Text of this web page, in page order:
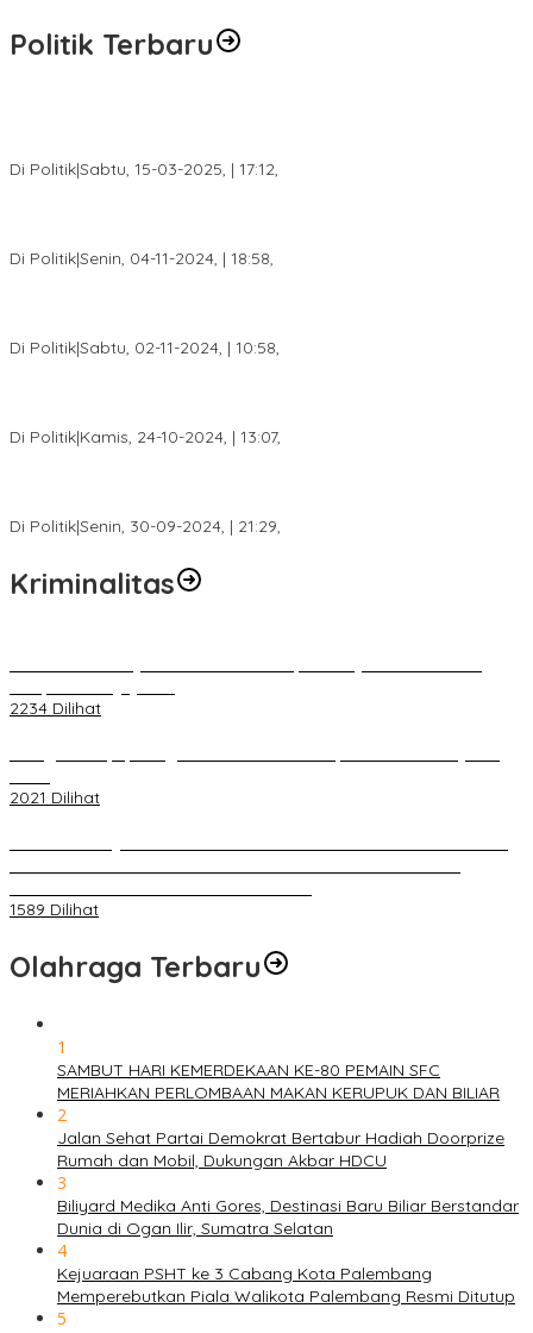
Politik Terbaru
Di Politik|Sabtu, 15-03-2025, | 17:12,
Di Politik|Senin, 04-11-2024, | 18:58,
Di Politik|Sabtu, 02-11-2024, | 10:58,
Di Politik|Kamis, 24-10-2024, | 13:07,
Di Politik|Senin, 30-09-2024, | 21:29,
Kriminalitas
2234 Dilihat
2021 Dilihat
1589 Dilihat
Olahraga Terbaru
1
SAMBUT HARI KEMERDEKAAN KE-80 PEMAIN SFC
MERIAHKAN PERLOMBAAN MAKAN KERUPUK DAN BILIAR
2
Jalan Sehat Partai Demokrat Bertabur Hadiah Doorprize
Rumah dan Mobil, Dukungan Akbar HDCU
3
Biliyard Medika Anti Gores, Destinasi Baru Biliar Berstandar
Dunia di Ogan Ilir, Sumatra Selatan
4
Kejuaraan PSHT ke 3 Cabang Kota Palembang
Memperebutkan Piala Walikota Palembang Resmi Ditutup
5